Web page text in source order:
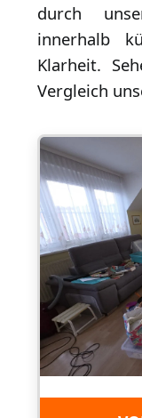
durch
innerhalb
Klarheit.
Vergleich